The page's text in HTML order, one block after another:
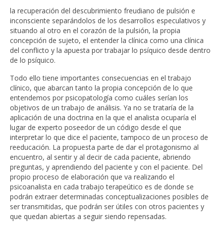
la recuperación del descubrimiento freudiano de pulsión e
inconsciente separándolos de los desarrollos especulativos y
situando al otro en el corazón de la pulsión, la propia
concepción de sujeto, el entender la clínica como una clínica
del conflicto y la apuesta por trabajar lo psíquico desde dentro
de lo psíquico.
Todo ello tiene importantes consecuencias en el trabajo
clínico, que abarcan tanto la propia concepción de lo que
entendemos por psicopatología como cuáles serían los
objetivos de un trabajo de análisis. Ya no se trataría de la
aplicación de una doctrina en la que el analista ocuparía el
lugar de experto poseedor de un código desde el que
interpretar lo que dice el paciente, tampoco de un proceso de
reeducación. La propuesta parte de dar el protagonismo al
encuentro, al sentir y al decir de cada paciente, abriendo
preguntas, y aprendiendo del paciente y con el paciente. Del
propio proceso de elaboración que va realizando el
psicoanalista en cada trabajo terapeútico es de donde se
podrán extraer determinadas conceptualizaciones posibles de
ser transmitidas, que podrán ser útiles con otros pacientes y
que quedan abiertas a seguir siendo repensadas.